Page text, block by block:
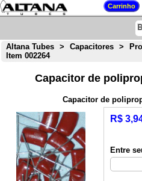
Altana Tubes > Capacitores >
Item 002264
Capacitor de
Capacitor de
R$
Entre